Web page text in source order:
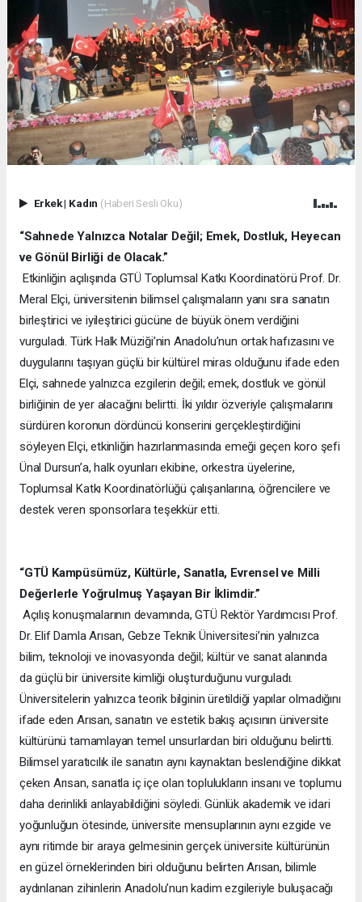
Erkek| Kadın (Haberi Sesli Oku)
“Sahnede Yalnızca Notalar Değil; Emek, Dostluk, Heyecan
ve Gönül Birliği de Olacak.”
Etkinliğin açılışında GTÜ Toplumsal Katkı Koordinatörü Prof. Dr.
Meral Elçi, üniversitenin bilimsel çalışmaların yanı sıra sanatın
birleştirici ve iyileştirici gücüne de büyük önem verdiğini
vurguladı. Türk Halk Müziği’nin Anadolu’nun ortak hafızasını ve
duygularını taşıyan güçlü bir kültürel miras olduğunu ifade eden
Elçi, sahnede yalnızca ezgilerin değil; emek, dostluk ve gönül
birliğinin de yer alacağını belirtti. İki yıldır özveriyle çalışmalarını
sürdüren koronun dördüncü konserini gerçekleştirdiğini
söyleyen Elçi, etkinliğin hazırlanmasında emeği geçen koro şefi
Ünal Dursun’a, halk oyunları ekibine, orkestra üyelerine,
Toplumsal Katkı Koordinatörlüğü çalışanlarına, öğrencilere ve
destek veren sponsorlara teşekkür etti.
“GTÜ Kampüsümüz, Kültürle, Sanatla, Evrensel ve Milli
Değerlerle Yoğrulmuş Yaşayan Bir İklimdir.”
Açılış konuşmalarının devamında, GTÜ Rektör Yardımcısı Prof.
Dr. Elif Damla Arısan, Gebze Teknik Üniversitesi’nin yalnızca
bilim, teknoloji ve inovasyonda değil; kültür ve sanat alanında
da güçlü bir üniversite kimliği oluşturduğunu vurguladı.
Üniversitelerin yalnızca teorik bilginin üretildiği yapılar olmadığını
ifade eden Arısan, sanatın ve estetik bakış açısının üniversite
kültürünü tamamlayan temel unsurlardan biri olduğunu belirtti.
Bilimsel yaratıcılık ile sanatın aynı kaynaktan beslendiğine dikkat
çeken Arısan, sanatla iç içe olan toplulukların insanı ve toplumu
daha derinlikli anlayabildiğini söyledi. Günlük akademik ve idari
yoğunluğun ötesinde, üniversite mensuplarının aynı ezgide ve
aynı ritimde bir araya gelmesinin gerçek üniversite kültürünün
en güzel örneklerinden biri olduğunu belirten Arısan, bilimle
aydınlanan zihinlerin Anadolu’nun kadim ezgileriyle buluşacağı